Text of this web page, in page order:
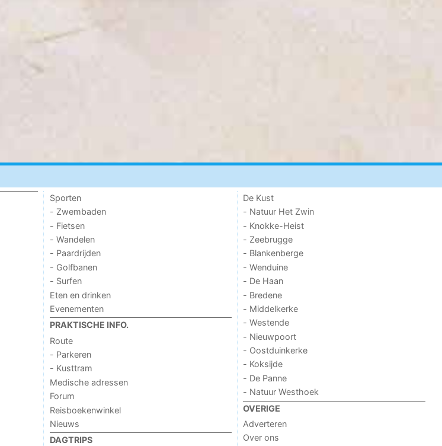
Sporten
- Zwembaden
- Fietsen
- Wandelen
- Paardrijden
- Golfbanen
- Surfen
Eten en drinken
Evenementen
PRAKTISCHE INFO.
Route
- Parkeren
- Kusttram
Medische adressen
Forum
Reisboekenwinkel
Nieuws
DAGTRIPS
De Kust
- Natuur Het Zwin
- Knokke-Heist
- Zeebrugge
- Blankenberge
- Wenduine
- De Haan
- Bredene
- Middelkerke
- Westende
- Nieuwpoort
- Oostduinkerke
- Koksijde
- De Panne
- Natuur Westhoek
OVERIGE
Adverteren
Over ons